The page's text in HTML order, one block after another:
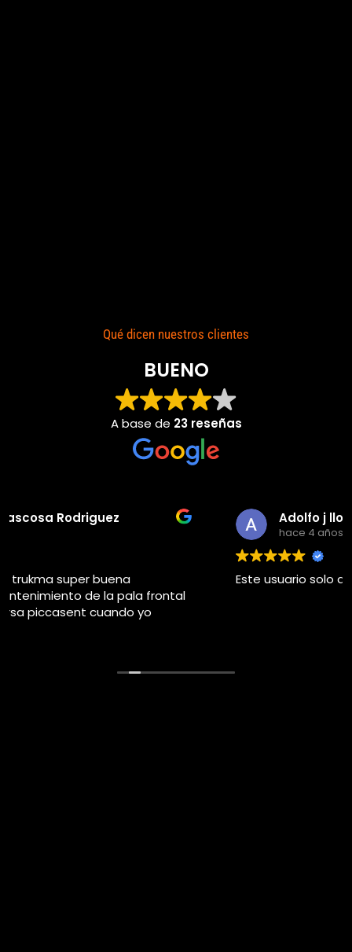
Qué dicen nuestros clientes
BUENO
A base de 23 reseñas
Adolfo j llorems pastor
Este usuario solo dejó una calificación.